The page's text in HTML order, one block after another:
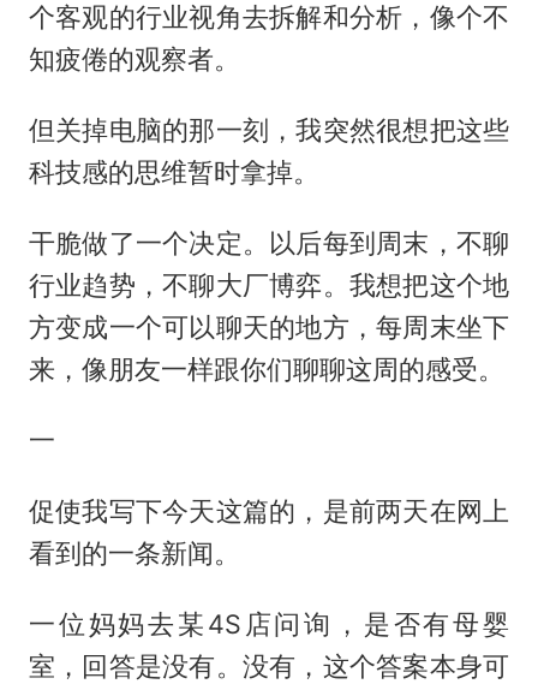
个客观的行业视角去拆解和分析，像个不
知疲倦的观察者。
但关掉电脑的那一刻，我突然很想把这些
科技感的思维暂时拿掉。
干脆做了一个决定。以后每到周末，不聊
行业趋势，不聊大厂博弈。我想把这个地
方变成一个可以聊天的地方，每周末坐下
来，像朋友一样跟你们聊聊这周的感受。
一
促使我写下今天这篇的，是前两天在网上
看到的一条新闻。
一位妈妈去某4S店问询，是否有母婴
室，回答是没有。没有，这个答案本身可